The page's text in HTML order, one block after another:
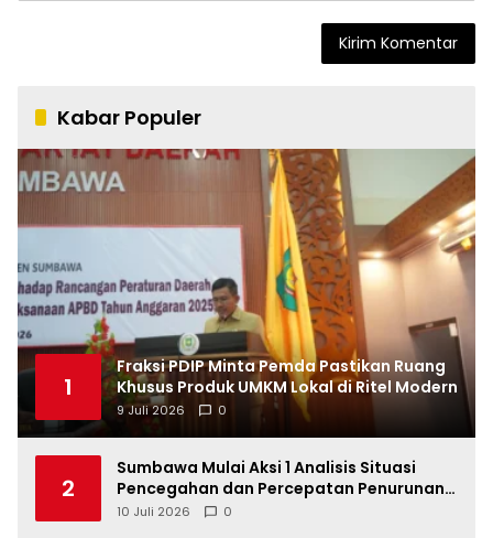
Kabar Populer
1
Fraksi PDIP Minta Pemda Pastikan Ruang
Khusus Produk UMKM Lokal di Ritel Modern
9 Juli 2026 0
2
Sumbawa Mulai Aksi 1 Analisis Situasi
Pencegahan dan Percepatan Penurunan
Stunting Tahun 2026
10 Juli 2026 0